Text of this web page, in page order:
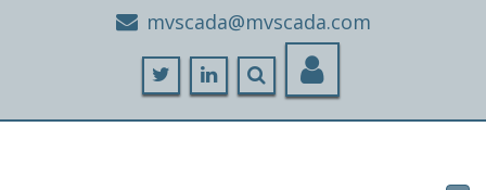
moc.adacsvm@adacsvm